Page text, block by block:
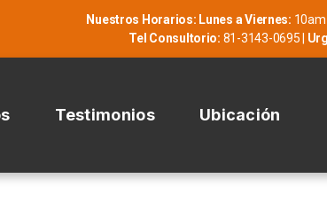
Nuestros Horarios: Lunes a Viernes:
Tel Consultorio: 81-3143-0695 |
Testimonios Ubicación